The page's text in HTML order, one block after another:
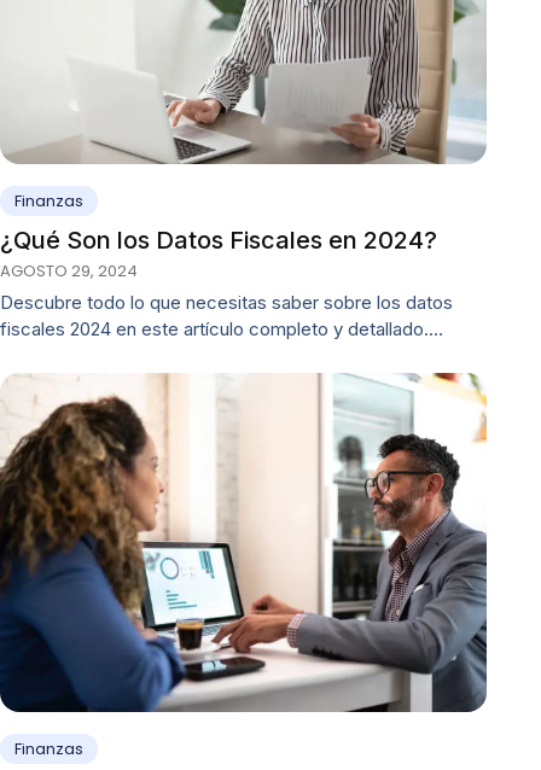
Finanzas
¿Qué Son los Datos Fiscales en 2024?
AGOSTO 29, 2024
Descubre todo lo que necesitas saber sobre los datos
fiscales 2024 en este artículo completo y detallado.…
Finanzas